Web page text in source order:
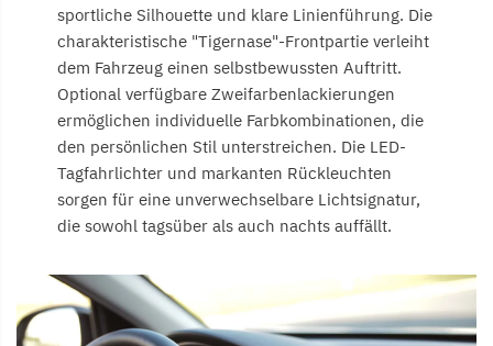
sportliche Silhouette und klare Linienführung. Die
charakteristische "Tigernase"-Frontpartie verleiht
dem Fahrzeug einen selbstbewussten Auftritt.
Optional verfügbare Zweifarbenlackierungen
ermöglichen individuelle Farbkombinationen, die
den persönlichen Stil unterstreichen. Die LED-
Tagfahrlichter und markanten Rückleuchten
sorgen für eine unverwechselbare Lichtsignatur,
die sowohl tagsüber als auch nachts auffällt.